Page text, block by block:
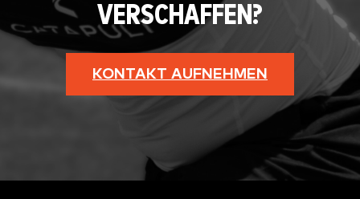
VERSCHAFFEN?
KONTAKT AUFNEHMEN